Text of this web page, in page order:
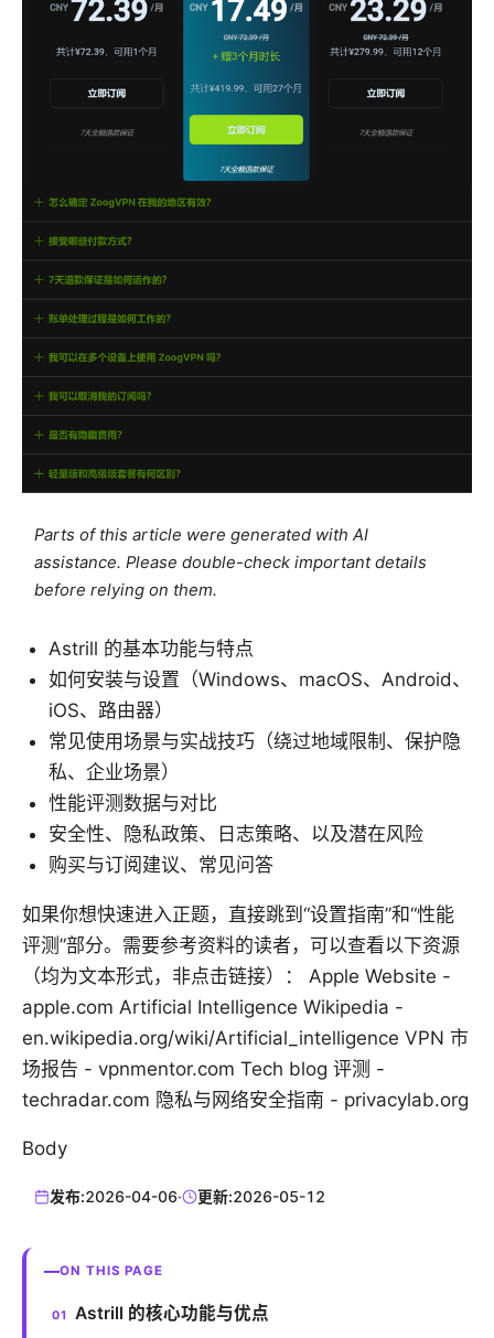
Parts of this article were generated with AI
assistance. Please double-check important details
before relying on them.
Astrill 的基本功能与特点
如何安装与设置（Windows、macOS、Android、
iOS、路由器）
常见使用场景与实战技巧（绕过地域限制、保护隐
私、企业场景）
性能评测数据与对比
安全性、隐私政策、日志策略、以及潜在风险
购买与订阅建议、常见问答
如果你想快速进入正题，直接跳到“设置指南”和“性能
评测”部分。需要参考资料的读者，可以查看以下资源
（均为文本形式，非点击链接）： Apple Website -
apple.com Artificial Intelligence Wikipedia -
en.wikipedia.org/wiki/Artificial_intelligence VPN 市
场报告 - vpnmentor.com Tech blog 评测 -
techradar.com 隐私与网络安全指南 - privacylab.org
Body
发布:2026-04-06· 更新:2026-05-12
ON THIS PAGE
Astrill 的核心功能与优点